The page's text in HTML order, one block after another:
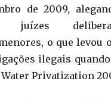
de 2009,
juízes
o que levou
ilegais
Privatization